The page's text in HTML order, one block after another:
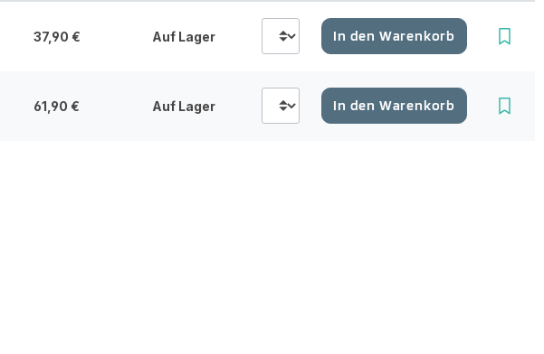
37,90 € Auf Lager In den Warenkorb
61,90 € Auf Lager In den Warenkorb